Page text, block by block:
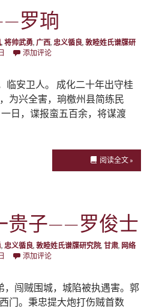
罗珦
, 将帅武勇, 广西, 忠义循良, 敦睦姓氏谱牒研
添加评论
安卫人。 成化二十年出守桂
为兴全害，珦檄州县简练民
日，谍报蛮五百余，将谋渡
阅读全文 »
贵子——罗俊士
, 忠义循良, 敦睦姓氏谱牒研究院, 甘肃, 网络
添加评论
闯贼围城，城陷被执遇害。郭
门。秉忠提大炮打伤贼首数